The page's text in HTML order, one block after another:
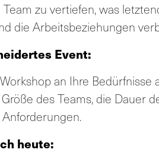
zu vertiefen, was
die Arbeitsbeziehungen
Event:
an Ihre Bedürfnisse
des Teams, die Dauer
heute: